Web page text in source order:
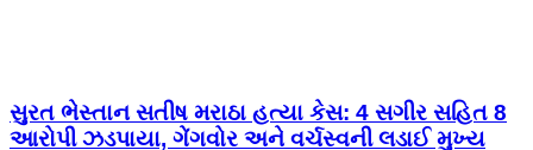
સુરત ભેસ્તાન સતીષ મરાઠા હત્યા કેસ: 4 સગીર સહિત 8
આરોપી ઝડપાયા, ગેંગવોર અને વર્ચસ્વની લડાઈ મુખ્ય